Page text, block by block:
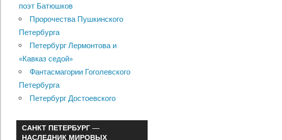
поэт Батюшков
Пророчества Пушкинского
Петербурга
Петербург Лермонтова и
«Кавказ седой»
Фантасмагории Гоголевского
Петербурга
Петербург Достоевского
САНКТ ПЕТЕРБУРГ —
НАСЛЕДНИК МИРОВЫХ